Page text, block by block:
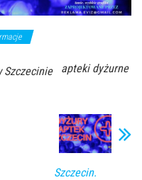
Szczecinie
apteki dyżurne
Szczecin.